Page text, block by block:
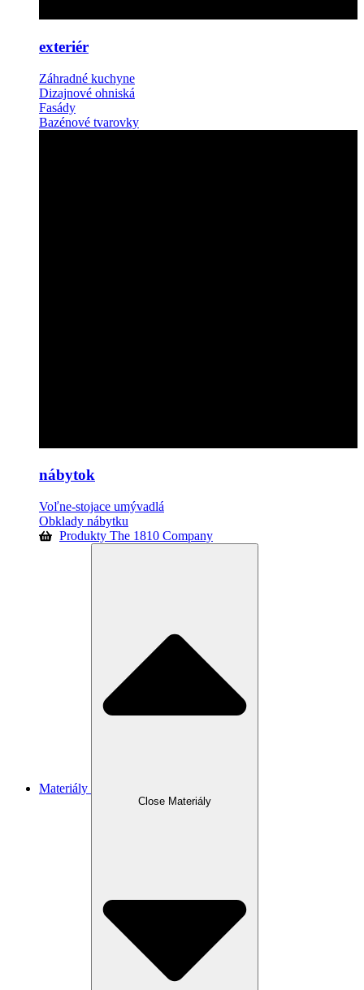
exteriér
Záhradné kuchyne
Dizajnové ohniská
Fasády
Bazénové tvarovky
nábytok
Voľne-stojace umývadlá
Obklady nábytku
Produkty The 1810 Company
Materiály
Close Materiály